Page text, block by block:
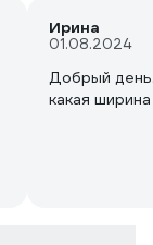
Ирина
01.08.2024
Добрый
какая